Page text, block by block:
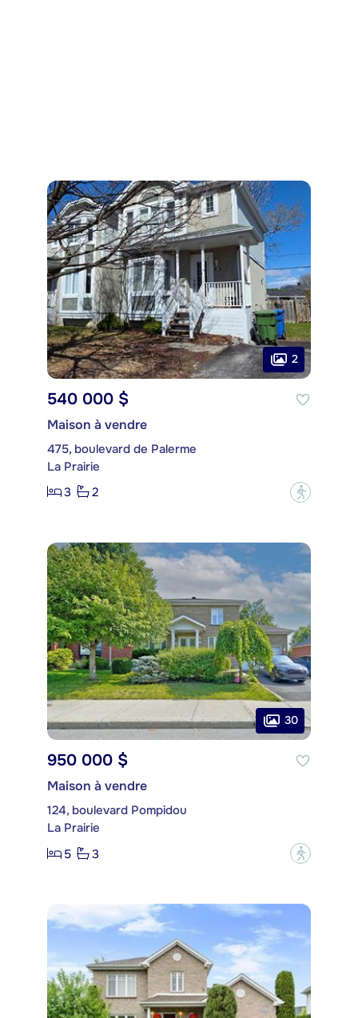
2
540 000 $
Maison à vendre
475, boulevard de Palerme
La Prairie
3
2 ?
30
950 000 $
Maison à vendre
124, boulevard Pompidou
La Prairie
5
3 ?